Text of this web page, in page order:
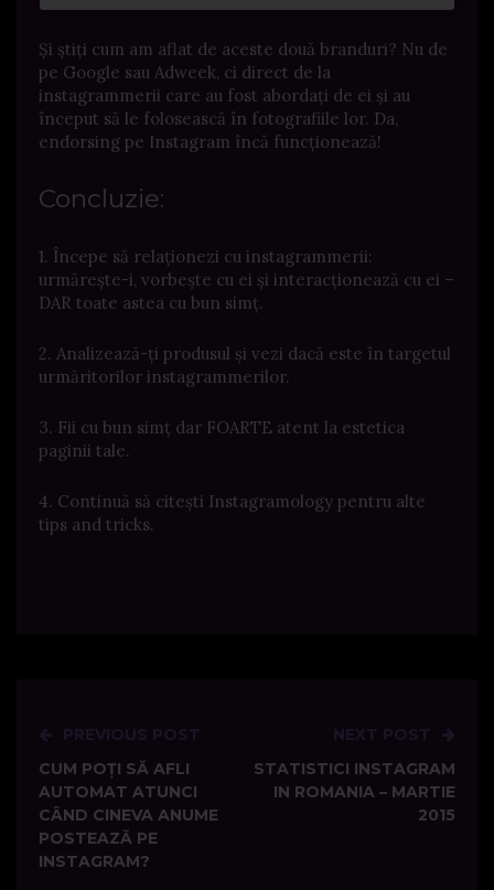
Și știți cum am aflat de aceste două branduri? Nu de
pe Google sau Adweek, ci direct de la
instagrammerii care au fost abordați de ei și au
început să le folosească în fotografiile lor. Da,
endorsing pe Instagram încă funcționează!
Concluzie:
1. Începe să relaționezi cu instagrammerii:
urmărește-i, vorbește cu ei și interacționează cu ei –
DAR toate astea cu bun simț.
2. Analizează-ți produsul și vezi dacă este în targetul
urmăritorilor instagrammerilor.
3. Fii cu bun simț dar FOARTE atent la estetica
paginii tale.
4. Continuă să citești Instagramology pentru alte
tips and tricks.
Post
navigation
PREVIOUS POST
CUM POȚI SĂ AFLI
AUTOMAT ATUNCI
CÂND CINEVA ANUME
POSTEAZĂ PE
INSTAGRAM?
NEXT POST
STATISTICI INSTAGRAM
IN ROMANIA – MARTIE
2015